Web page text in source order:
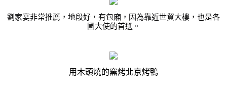
劉家宴非常推薦，地段好，有包廂，因為靠近世貿大樓，也是各
國大使的首選。
用木頭燒的窯烤北京烤鴨